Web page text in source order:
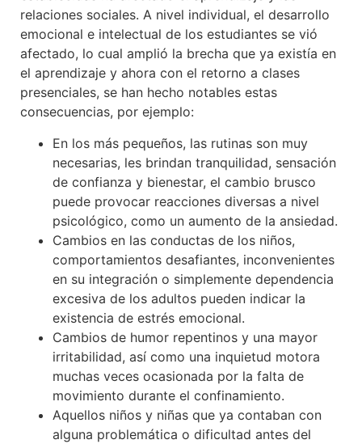
relaciones sociales. A nivel individual, el desarrollo
emocional e intelectual de los estudiantes se vió
afectado, lo cual amplió la brecha que ya existía en
el aprendizaje y ahora con el retorno a clases
presenciales, se han hecho notables estas
consecuencias, por ejemplo:
En los más pequeños, las rutinas son muy
necesarias, les brindan tranquilidad, sensación
de confianza y bienestar, el cambio brusco
puede provocar reacciones diversas a nivel
psicológico, como un aumento de la ansiedad.
Cambios en las conductas de los niños,
comportamientos desafiantes, inconvenientes
en su integración o simplemente dependencia
excesiva de los adultos pueden indicar la
existencia de estrés emocional.
Cambios de humor repentinos y una mayor
irritabilidad, así como una inquietud motora
muchas veces ocasionada por la falta de
movimiento durante el confinamiento.
Aquellos niños y niñas que ya contaban con
alguna problemática o dificultad antes del